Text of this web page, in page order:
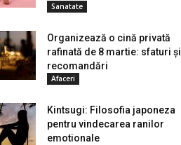
Sanatate
Organizează o cină privată
rafinată de 8 martie: sfaturi și
recomandări
Afaceri
Kintsugi: Filosofia japoneza
pentru vindecarea ranilor
emotionale